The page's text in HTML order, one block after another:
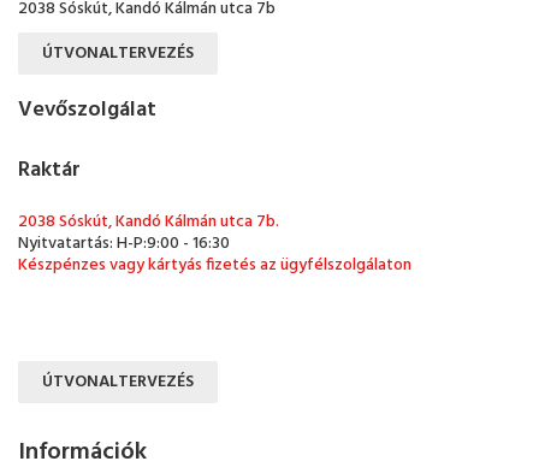
2038 Sóskút, Kandó Kálmán utca 7b
ÚTVONALTERVEZÉS
Vevőszolgálat
Raktár
2038 Sóskút, Kandó Kálmán utca 7b.
Nyitvatartás: H-P:9:00 - 16:30
Készpénzes vagy kártyás fizetés az ügyfélszolgálaton
ÚTVONALTERVEZÉS
Információk